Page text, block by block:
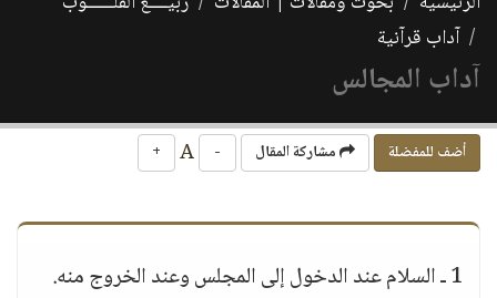
آداب قرآنية
آداب المجالس
أضف للمفضلة مشاركة المقال -
+
1 ـ السلام عند الدخول إلى المجلس وعند الخروج منه.